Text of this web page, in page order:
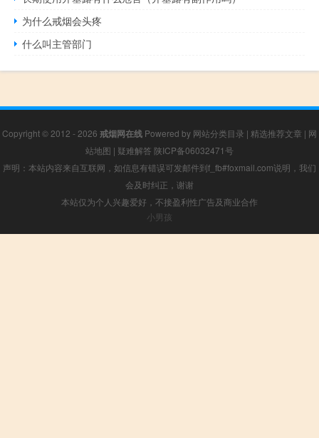
为什么戒烟会头疼
什么叫主管部门
Copyright © 2012 - 2026 戒烟网在线 Powered by 网站分类目录 | 精选推荐文章 | 网
站地图 | 疑难解答 陕ICP备06032471号
声明：本站内容来自互联网，如信息有错误可发邮件到f_fb#foxmail.com说明，我们
会及时纠正，谢谢
本站仅为个人兴趣爱好，不接盈利性广告及商业合作
小男孩